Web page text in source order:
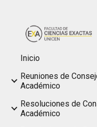
Inicio
Reuniones de
Académico
Resoluciones de
Académico